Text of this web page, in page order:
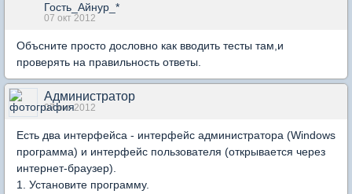
Гость_Айнур_*
07 окт 2012
Объсните просто дословно как вводить тесты там,и
проверять на правильность ответы.
Администратор
07 окт 2012
Есть два интерфейса - интерфейс администратора (Windows
программа) и интерфейс пользователя (открывается через
интернет-браузер).
1. Установите программу.